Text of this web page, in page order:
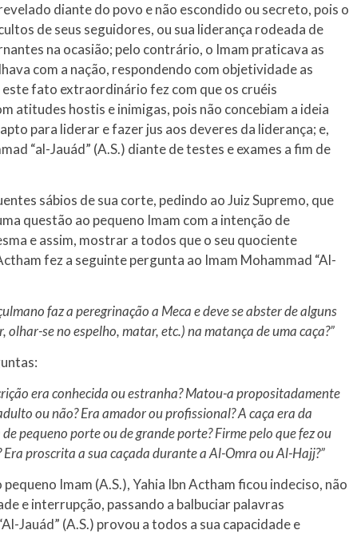
diante do povo e não escondido ou secreto, pois o
de seus seguidores, ou sua liderança rodeada de
na ocasião; pelo contrário, o Imam praticava as
com a nação, respondendo com objetividade as
fato extraordinário fez com que os cruéis
atitudes hostis e inimigas, pois não concebiam a ideia
para liderar e fazer jus aos deveres da liderança; e,
“al-Jauád” (A.S.) diante de testes e exames a fim de
sábios de sua corte, pedindo ao Juiz Supremo, que
questão ao pequeno Imam com a intenção de
e assim, mostrar a todos que o seu quociente
fez a seguinte pergunta ao Imam Mohammad “Al-
faz a peregrinação a Meca e deve se abster de alguns
se no espelho, matar, etc.) na matança de uma caça?”
era conhecida ou estranha? Matou-a propositadamente
ou não? Era amador ou profissional? A caça era da
pequeno porte ou de grande porte? Firme pelo que fez ou
proscrita a sua caçada durante a Al-Omra ou Al-Hajj?”
Imam (A.S.), Yahia Ibn Actham ficou indeciso, não
e interrupção, passando a balbuciar palavras
Jauád” (A.S.) provou a todos a sua capacidade e